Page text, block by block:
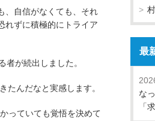
、自信がなくても、それ
れずに積極的にトライア
が続出しました。
たんだなと実感します。
っていても覚悟を決めて
最
な
「